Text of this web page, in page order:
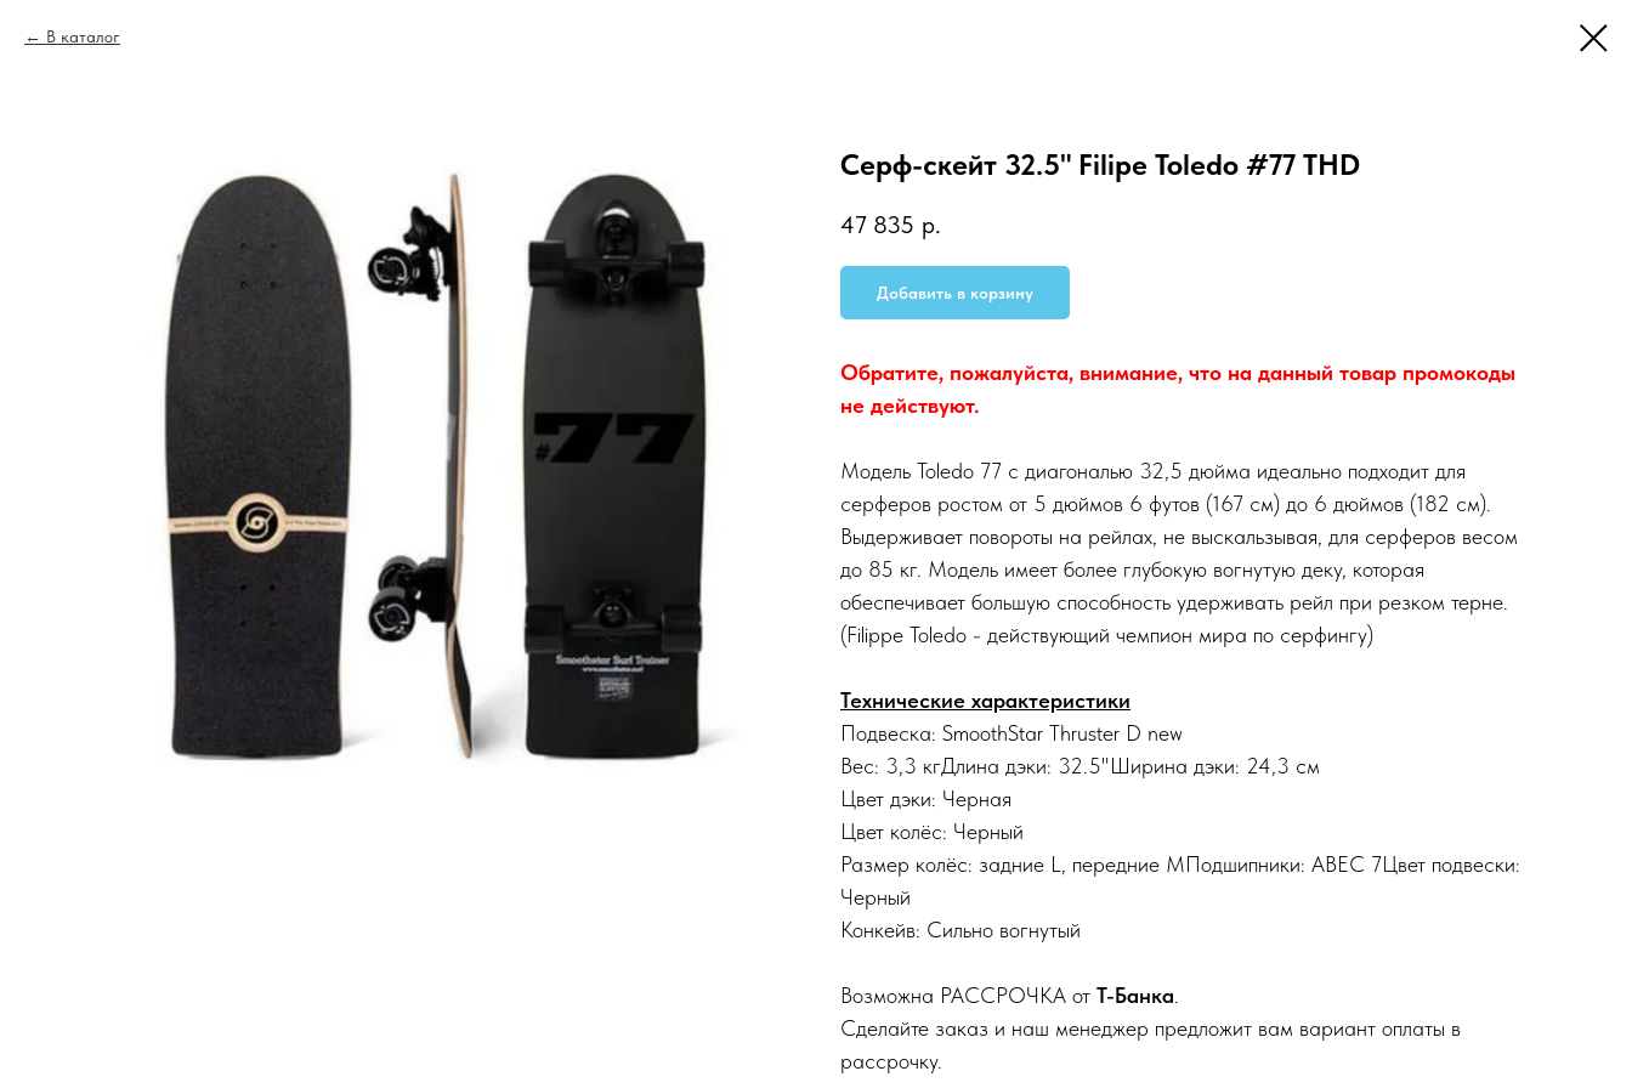
В каталог
Серф-скейт 32.5" Filipe Toledo #77 THD
47 835 р.
Добавить в корзину
Обратите, пожалуйста, внимание, что на данный товар промокоды
не действуют.
Модель Toledo 77 с диагональю 32,5 дюйма идеально подходит для
серферов ростом от 5 дюймов 6 футов (167 см) до 6 дюймов (182 см).
Выдерживает повороты на рейлах, не выскальзывая, для серферов весом
до 85 кг. Модель имеет более глубокую вогнутую деку, которая
обеспечивает большую способность удерживать рейл при резком терне.
(Filippe Toledo - действующий чемпион мира по серфингу)
Технические характеристики
Подвеска: SmoothStar Thruster D new
Вес: 3,3 кгДлина дэки: 32.5"Ширина дэки: 24,3 см
Цвет дэки: Черная
Цвет колёс: Черный
Размер колёс: задние L, передние МПодшипники: ABEC 7Цвет подвески:
Черный
Конкейв: Сильно вогнутый
Возможна РАССРОЧКА от Т-Банка.
Сделайте заказ и наш менеджер предложит вам вариант оплаты в
рассрочку.